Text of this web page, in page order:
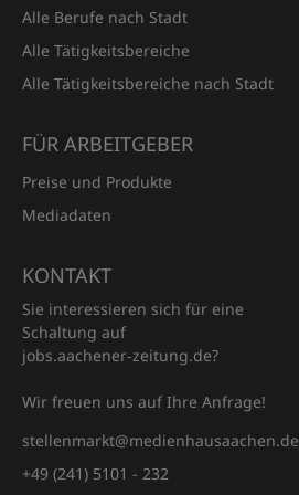
Alle Berufe nach Stadt
Alle Tätigkeitsbereiche
Alle Tätigkeitsbereiche nach Stadt
FÜR ARBEITGEBER
Preise und Produkte
Mediadaten
KONTAKT
Sie interessieren sich für eine
Schaltung auf
jobs.aachener‑zeitung.de?
Wir freuen uns auf Ihre Anfrage!
stellenmarkt@medienhausaachen.de
+49 (241) 5101 - 232